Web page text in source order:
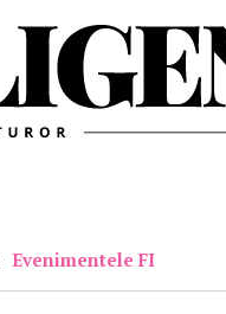
Evenimentele FI